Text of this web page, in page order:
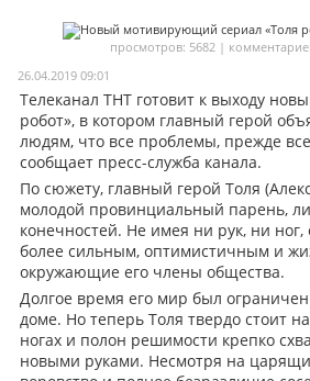
Мои материалы
Мои места
Моя личная афиша
Перечитать
просмотров: 5682 |
26.04.2019 09:01
Телеканал ТНТ готовит к выходу
робот», в котором главный герой
людям, что все проблемы, прежде
сообщает пресс-служба канала.
По сюжету, главный герой Толя
молодой провинциальный парень,
конечностей. Не имея ни рук, ни ног,
более сильным, оптимистичным и
окружающие его члены общества.
Долгое время его мир был
доме. Но теперь Толя твердо стоит
ногах и полон решимости крепко
новыми руками. Несмотря на